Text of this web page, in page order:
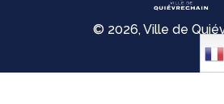
© 2026, Ville de